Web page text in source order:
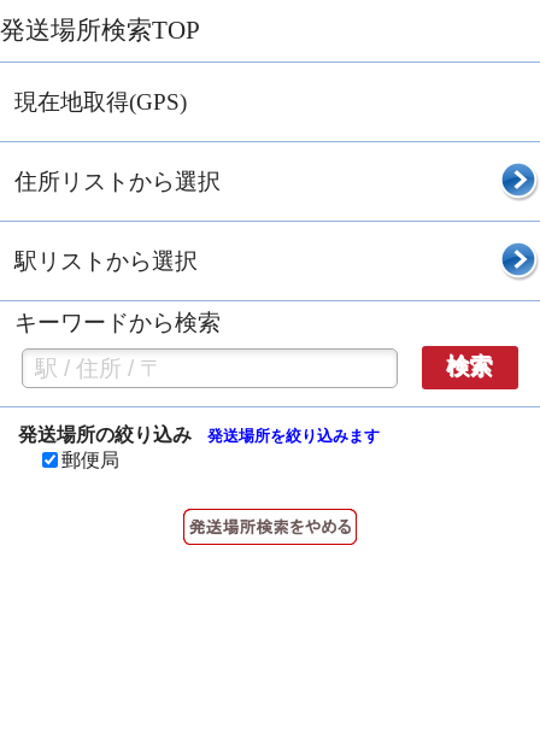
発送場所検索TOP
現在地取得(GPS)
住所リストから選択
駅リストから選択
キーワードから検索
検索
発送場所の絞り込み 発送場所を絞り込みます
郵便局